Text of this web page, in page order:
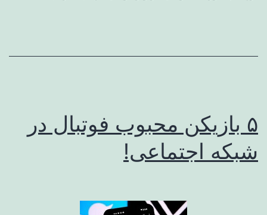
۵ بازیکن محبوب فوتبال در
شبکه اجتماعی!